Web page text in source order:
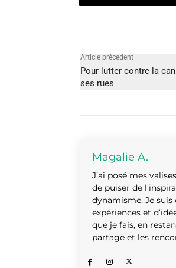
Article précédent
Pour lutter contre la
ses rues
Magalie A.
J’ai posé mes
de puiser de
dynamisme. Je
expériences et
que je fais, en
partage et les